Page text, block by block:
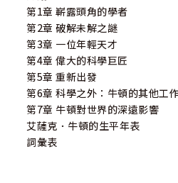
第1章 嶄露頭角的學者
第2章 破解未解之謎
第3章 一位年輕天才
第4章 偉大的科學巨匠
第5章 重新出發
第6章 科學之外：牛頓的其他工
第7章 牛頓對世界的深遠影響
艾薩克．牛頓的生平年表
詞彙表